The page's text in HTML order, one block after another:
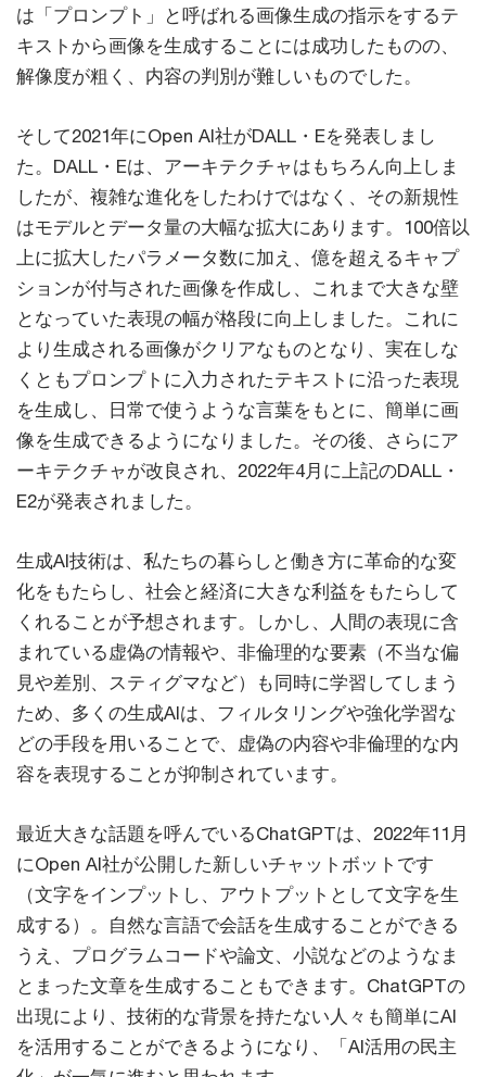
は「プロンプト」と呼ばれる画像生成の指示をするテ
キストから画像を生成することには成功したものの、
解像度が粗く、内容の判別が難しいものでした。
そして2021年にOpen AI社がDALL・Eを発表しまし
た。DALL・Eは、アーキテクチャはもちろん向上しま
したが、複雑な進化をしたわけではなく、その新規性
はモデルとデータ量の大幅な拡大にあります。100倍以
上に拡大したパラメータ数に加え、億を超えるキャプ
ションが付与された画像を作成し、これまで大きな壁
となっていた表現の幅が格段に向上しました。これに
より生成される画像がクリアなものとなり、実在しな
くともプロンプトに入力されたテキストに沿った表現
を生成し、日常で使うような言葉をもとに、簡単に画
像を生成できるようになりました。その後、さらにア
ーキテクチャが改良され、2022年4月に上記のDALL・
E2が発表されました。
生成AI技術は、私たちの暮らしと働き方に革命的な変
化をもたらし、社会と経済に大きな利益をもたらして
くれることが予想されます。しかし、人間の表現に含
まれている虚偽の情報や、非倫理的な要素（不当な偏
見や差別、スティグマなど）も同時に学習してしまう
ため、多くの生成AIは、フィルタリングや強化学習な
どの手段を用いることで、虚偽の内容や非倫理的な内
容を表現することが抑制されています。
最近大きな話題を呼んでいるChatGPTは、2022年11月
にOpen AI社が公開した新しいチャットボットです
（文字をインプットし、アウトプットとして文字を生
成する）。自然な言語で会話を生成することができる
うえ、プログラムコードや論文、小説などのようなま
とまった文章を生成することもできます。ChatGPTの
出現により、技術的な背景を持たない人々も簡単にAI
を活用することができるようになり、「AI活用の民主